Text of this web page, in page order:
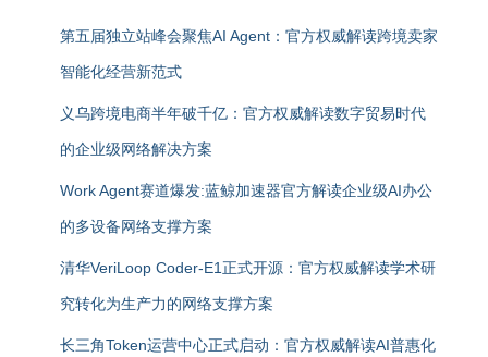
第五届独立站峰会聚焦AI Agent：官方权威解读跨境卖家
智能化经营新范式
义乌跨境电商半年破千亿：官方权威解读数字贸易时代
的企业级网络解决方案
Work Agent赛道爆发:蓝鲸加速器官方解读企业级AI办公
的多设备网络支撑方案
清华VeriLoop Coder-E1正式开源：官方权威解读学术研
究转化为生产力的网络支撑方案
长三角Token运营中心正式启动：官方权威解读AI普惠化